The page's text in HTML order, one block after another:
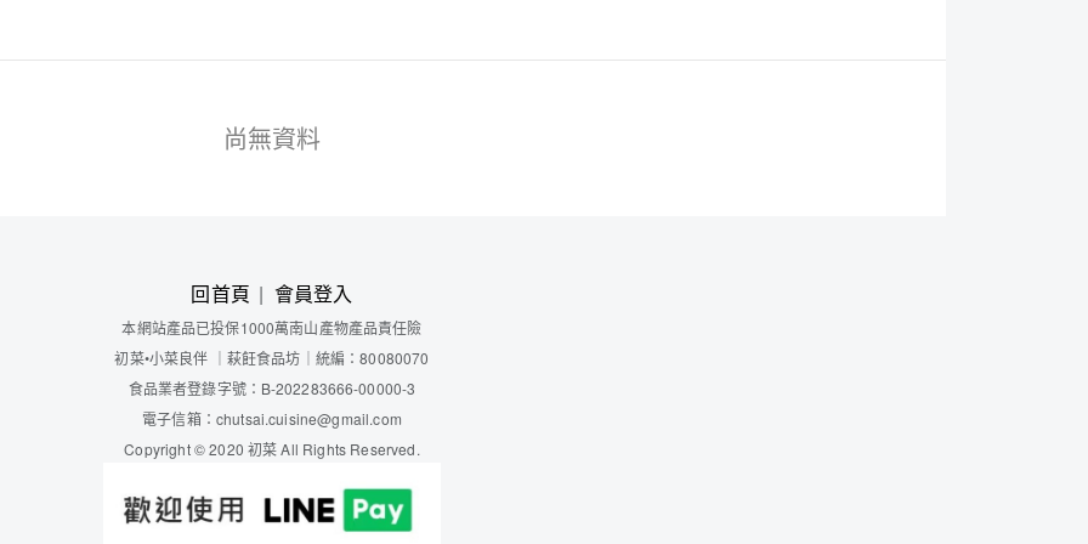
尚無資料
回首頁 會員登入
本網站產品已投保1000萬南山產物產品責任險
初菜•小菜良伴 ｜ 萩飪食品坊 ｜ 統編：80080070
食品業者登錄字號：B-202283666-00000-3
電子信箱：chutsai.cuisine@gmail.com
Copyright © 2020 初菜 All Rights Reserved.